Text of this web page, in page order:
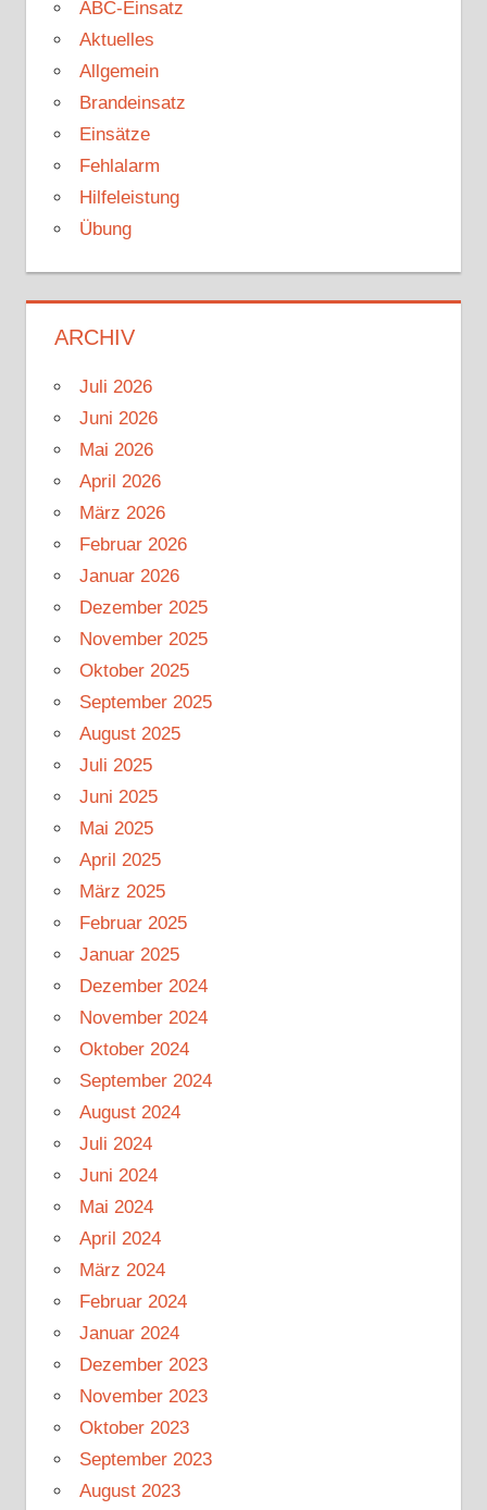
ABC-Einsatz
Aktuelles
Allgemein
Brandeinsatz
Einsätze
Fehlalarm
Hilfeleistung
Übung
ARCHIV
Juli 2026
Juni 2026
Mai 2026
April 2026
März 2026
Februar 2026
Januar 2026
Dezember 2025
November 2025
Oktober 2025
September 2025
August 2025
Juli 2025
Juni 2025
Mai 2025
April 2025
März 2025
Februar 2025
Januar 2025
Dezember 2024
November 2024
Oktober 2024
September 2024
August 2024
Juli 2024
Juni 2024
Mai 2024
April 2024
März 2024
Februar 2024
Januar 2024
Dezember 2023
November 2023
Oktober 2023
September 2023
August 2023